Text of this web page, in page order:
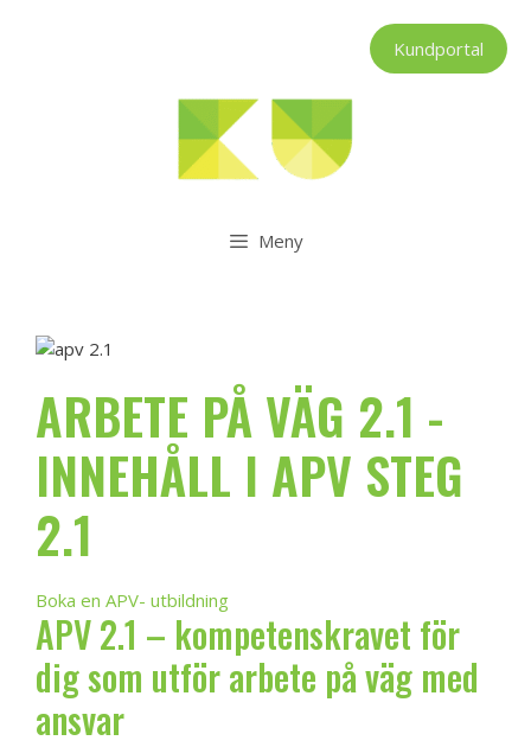
Kundportal
Meny
ARBETE PÅ VÄG 2.1 -
INNEHÅLL I APV STEG
2.1
Boka en APV- utbildning
APV 2.1 – kompetenskravet för
dig som utför arbete på väg med
ansvar